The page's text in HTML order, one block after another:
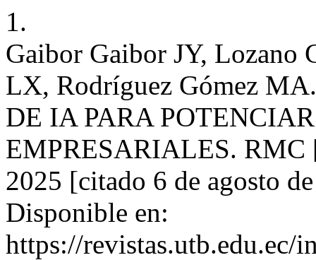
1.
Gaibor Gaibor JY, Lozano
LX, Rodríguez Gómez
DE IA PARA
EMPRESARIALES. RMC
2025 [citado 6 de agosto
Disponible en:
https://revistas.utb.edu.ec/